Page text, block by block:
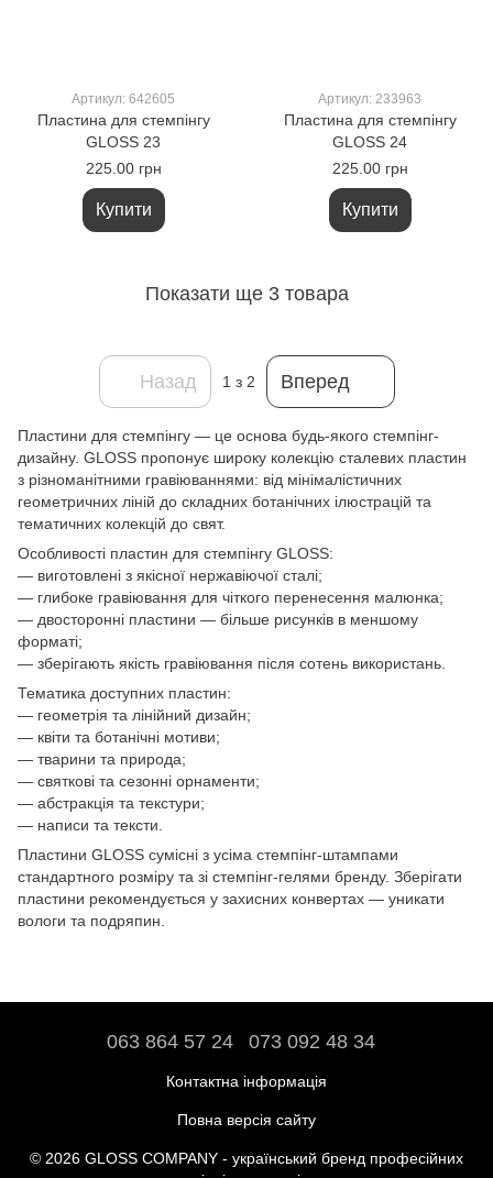
Артикул: 642605
Пластина для стемпінгу
GLOSS 23
225.00 грн
Купити
Артикул: 233963
Пластина для стемпінгу
GLOSS 24
225.00 грн
Купити
Показати ще 3 товара
Назад 1 з 2 Вперед
Пластини для стемпінгу — це основа будь-якого стемпінг-
дизайну. GLOSS пропонує широку колекцію сталевих пластин
з різноманітними гравіюваннями: від мінімалістичних
геометричних ліній до складних ботанічних ілюстрацій та
тематичних колекцій до свят.
Особливості пластин для стемпінгу GLOSS:
— виготовлені з якісної нержавіючої сталі;
— глибоке гравіювання для чіткого перенесення малюнка;
— двосторонні пластини — більше рисунків в меншому
форматі;
— зберігають якість гравіювання після сотень використань.
Тематика доступних пластин:
— геометрія та лінійний дизайн;
— квіти та ботанічні мотиви;
— тварини та природа;
— святкові та сезонні орнаменти;
— абстракція та текстури;
— написи та тексти.
Пластини GLOSS сумісні з усіма стемпінг-штампами
стандартного розміру та зі стемпінг-гелями бренду. Зберігати
пластини рекомендується у захисних конвертах — уникати
вологи та подряпин.
063 864 57 24 073 092 48 34
Контактна інформація
Повна версія сайту
© 2026 GLOSS COMPANY - український бренд професійних